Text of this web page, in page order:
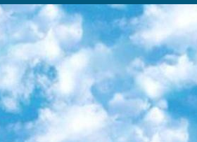
— физика, биология, химия, информационные технологии и другие. К некоторым лекциям администрация ресурса прилагает готовые конспекты, которые можно скачивать в PDF-формате. 4. ITMOcourses Онлайн-площадка Санкт-Петербургского национального исследовательского университета информационных технологий, механики и оптики (ИТМО). Ресурс предоставляет свободный доступ к курсам, разработанным в этом вузе. Каталог материалов разбит на четыре категории: «Оптические системы и технологии», «Приборостроение и робототехника», «Информационные технологии» и «Биотехнологии». Курсы состоят из видеолекций, интерактивных демонстраций и заданий. 5. «КиберЛенинка» Электронная научная библиотека открытого доступа. Каталог площадки регулярно обрастает текстами статей из различных научных изданий. Сгруппированные по журналам и рубрикам публикации можно читать онлайн или скачивать целиком в PDF-формате. Проект нацелен на популяризацию науки за счёт открытого доступа к качественной информации. 6. «ПостНаука» На этом ресурсе публикуют подборки видеолекций, составленные экспертами из разных отраслей и объединённые общими темами. Среди них, к примеру, есть серии «Биоинформатика и геномика», «Культура средневековой Скандинавии» и Cinema Studies о теории кино. Каждая подборка лекций — логически связанная история, рассказанная экспертом от первого лица. Кроме того, на сайте появляются научно-образовательные статьи и тесты на разные темы. 7. «Newочём» Команда проекта «Newочём» отбирает самые интересные тексты из англоязычных СМИ и переводит те из них, за которые голосуют участники сообщества «ВКонтакте». По большей части это научно-популярные статьи. Редакторы придумывают лишь заголовки, в остальном содержание переводов соответствует оригиналам. Полные тексты можно читать прямо в социальной сети. 8. InternetUrok Онлайн-база материалов по основным дисциплинам школьной программы. Информация на сайте структурирована по классам, предметам и темам (урокам). Каждый урок состоит из видеолекций и конспектов. Есть также интерактивные тренажёры и тесты для закрепления пройденного материала. Даже если вы давно окончили школу, возможность повторить программу старших классов всегда может пригодиться. 9. Edutainme Ещё один ресурс об образовании. В отличие от Newtonew, как мне кажется, Edutainme больше ориентируется на представителей индустрии: педагогов, предпринимателей, разработчиков образовательных проектов. Но и любой, кто просто стремится к саморазвитию, найдёт на сайте много полезного и интересного для себя. Например, информацию о новых курсах и образовательных сервисах. 10. Newtonew Онлайн-медиа об образовании и обучении в широком смысле. Авторы Newtonew пишут об инструментах, заведениях, тактиках и стратегиях, которые помогают учить других и получать новые знания самостоятельно. На этой площадке вы найдёте новости, обзоры, аналитические мат